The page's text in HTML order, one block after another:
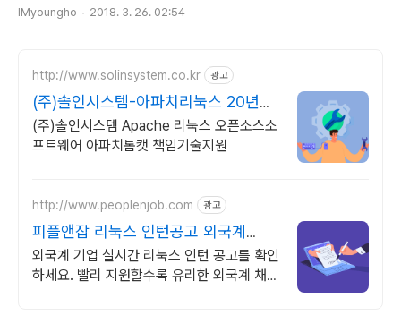
IMyoungho 2018. 3. 26. 02:54
http://www.solinsystem.co.kr 광고
(주)솔인시스템-아파치리눅스 20년이
상 기술지원 노하우
(주)솔인시스템 Apache 리눅스 오픈소스소
프트웨어 아파치톰캣 책임기술지원
http://www.peoplenjob.com 광고
피플앤잡 리눅스 인턴공고 외국계
1000대기업
외국계 기업 실시간 리눅스 인턴 공고를 확인
하세요. 빨리 지원할수록 유리한 외국계 채